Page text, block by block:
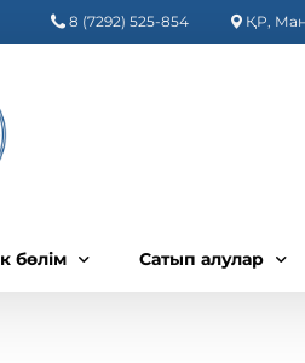
8 (7292) 525-854 ҚР,
бөлім Сатып алулар